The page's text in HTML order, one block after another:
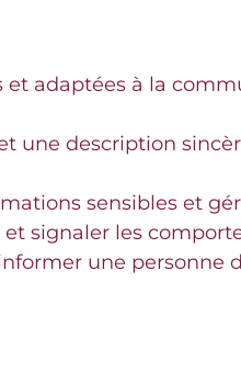
adaptées à la
une description
sensibles et
signaler les
une personne